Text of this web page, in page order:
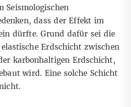
Seismologischen
dass der Effekt im
dürfte. Grund dafür sei die
Erdschicht zwischen
karbonhaltigen Erdschicht,
wird. Eine solche Schicht